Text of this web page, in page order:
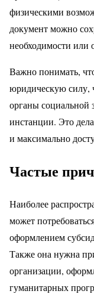
физическими
документ можно
необходимости или
Важно понимать,
юридическую силу,
органы социальной
инстанции. Это
и максимально
Частые
Наиболее
может
оформлением
Также она нужна
организации,
гуманитарных